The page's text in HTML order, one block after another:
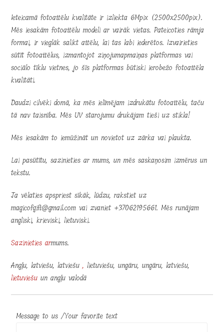
Ieteicamā fotoattēlu kvalitāte ir izliekta 6Mpix (2500x2500pix).
Mēs iesakām fotoattēlu modeli ar vairāk vietas. Pateicoties rāmja
formai, ir vieglāk salikt attēlu, lai tas labi iederētos. Izvairieties
sūtīt fotoattēlus, izmantojot ziņojumapmaiņas platformas vai
sociālo tīklu vietnes, jo šīs platformas būtiski ierobežo fotoattēla
kvalitāti.
Daudzi cilvēki domā, ka mēs ielīmējam izdrukātu fotoattēlu, taču
tā nav taisnība. Mēs UV starojumu drukājam tieši uz stikla!
Mēs iesakām to iemūžināt un novietot uz zārka vai plaukta.
Lai pasūtītu, sazinieties ar mums, un mēs saskaņosim izmērus un
tekstu.
Ja vēlaties apspriest sīkāk, lūdzu, rakstiet uz
magicofgift@gmail.com vai zvaniet +37062195661. Mēs runājam
angliski, krieviski, lietuviski.
Sazinieties armums.
Angļu, latviešu, latviešu, lietuviešu, ungāru, ungāru, latviešu,
lietuviešu un angļu valodā
Message to us /Your favorite text